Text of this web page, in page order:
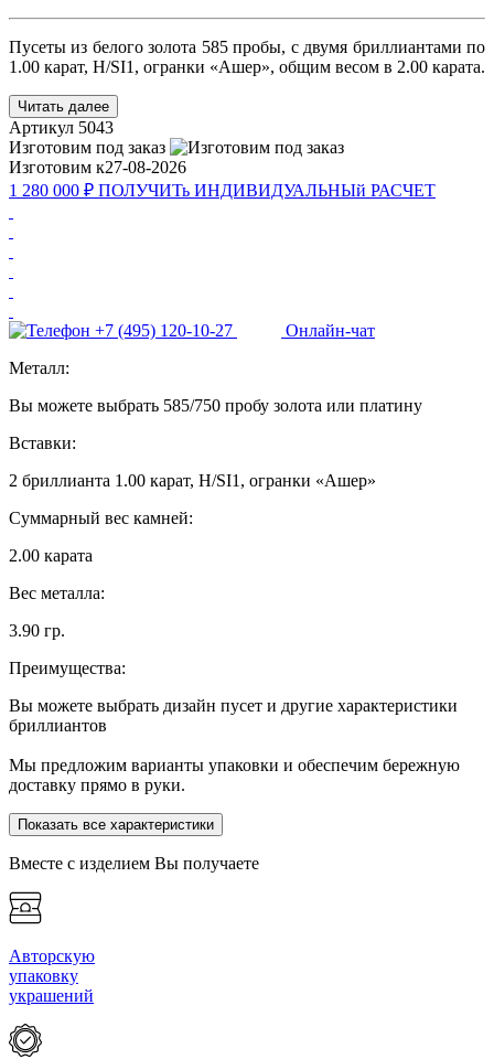
Пусеты из белого золота 585 пробы, с двумя бриллиантами по
1.00 карат, H/SI1, огранки «Ашер», общим весом в 2.00 карата.
Читать далее
Артикул 5043
Изготовим под заказ
Изготовим к27-08-2026
1 280 000 ₽ ПОЛУЧИТь ИНДИВИДУАЛЬНЫй РАСЧЕТ
+7 (495) 120-10-27
Онлайн-чат
Металл:
Вы можете выбрать 585/750 пробу золота или платину
Вставки:
2 бриллианта 1.00 карат, H/SI1, огранки «Ашер»
Суммарный вес камней:
2.00 карата
Вес металла:
3.90 гр.
Преимущества:
Вы можете выбрать дизайн пусет и другие характеристики
бриллиантов
Мы предложим варианты упаковки и обеспечим бережную
доставку прямо в руки.
Показать все характеристики
Вместе с изделием Вы получаете
Авторскую
упаковку
украшений